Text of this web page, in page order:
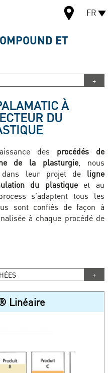
Menu FR
ET
À
DU
des procédés de
de la plasturgie, nous
dans leur projet de ligne
du plastiqueet au
s'adaptent tous les
sont confiés de façon à
à chaque procédé de
Linéaire